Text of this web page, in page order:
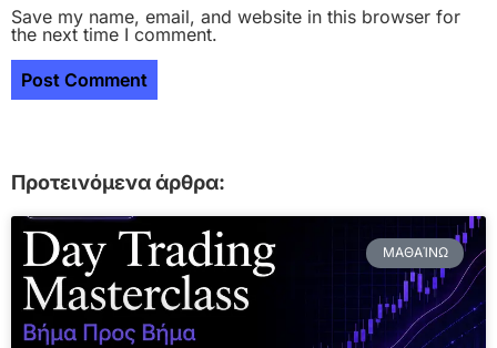
Save my name, email, and website in this browser for
the next time I comment.
Προτεινόμενα άρθρα:
ΜΑΘΑΊΝΩ